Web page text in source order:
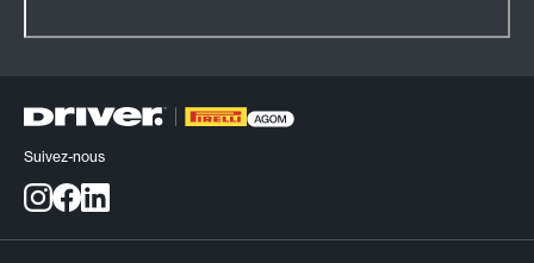
Suivez-nous